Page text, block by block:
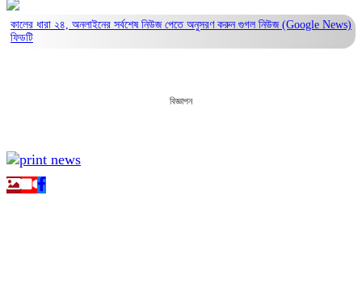
কালের ধারা ২৪, অনলাইনের সর্বশেষ নিউজ পেতে অনুসরণ করুন গুগল নিউজ (Google News)
ফিডটি
বিজ্ঞাপন